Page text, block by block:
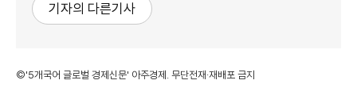
기자의 다른기사
©'5개국어 글로벌 경제신문' 아주경제. 무단전재·재배포 금지